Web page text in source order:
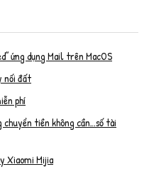
ứng dụng Mail trên MacOS
nối đất
phí
tiền không cần…số tài
Xiaomi Mijia